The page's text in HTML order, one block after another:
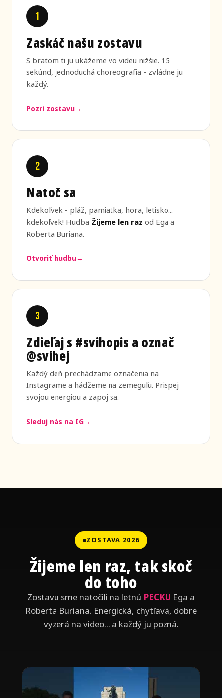
1
Zaskáč našu zostavu
S bratom ti ju ukážeme vo videu nižšie. 15
sekúnd, jednoduchá choreografia - zvládne ju
každý.
Pozri zostavu
2
Natoč sa
Kdekoľvek - pláž, pamiatka, hora, letisko...
kdekoľvek! Hudba Žijeme len raz od Ega a
Roberta Buriana.
Otvoriť hudbu
3
Zdieľaj s #svihopis a označ
@svihej
Každý deň prechádzame označenia na
Instagrame a hádžeme na zemeguľu. Prispej
svojou energiou a zapoj sa.
Sleduj nás na IG
ZOSTAVA 2026
Žijeme len raz, tak skoč
do toho
Zostavu sme natočili na letnú PECKU Ega a
Roberta Buriana. Energická, chytľavá, dobre
vyzerá na video... a každý ju pozná.